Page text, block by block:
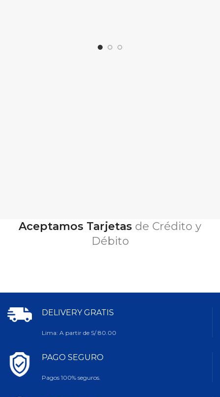
Aceptamos Tarjetas de Crédito y
Débito
DELIVERY GRATIS
Lima: A partir de S/ 80.00
PAGO SEGURO
Pagos 100% seguros.